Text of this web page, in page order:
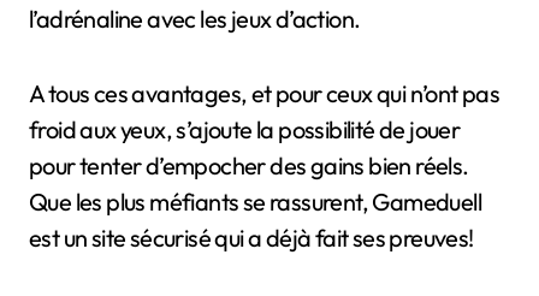
l’adrénaline avec les jeux d’action.
A tous ces avantages, et pour ceux qui n’ont pas
froid aux yeux, s’ajoute la possibilité de jouer
pour tenter d’empocher des gains bien réels.
Que les plus méfiants se rassurent, Gameduell
est un site sécurisé qui a déjà fait ses preuves!